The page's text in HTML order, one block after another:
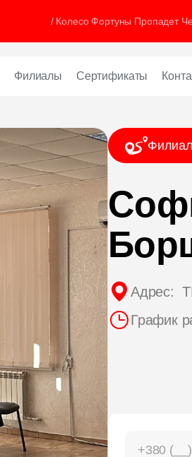
/ Колесо Фортуны Пропадет
Филиалы Сертификаты
Адрес:
График